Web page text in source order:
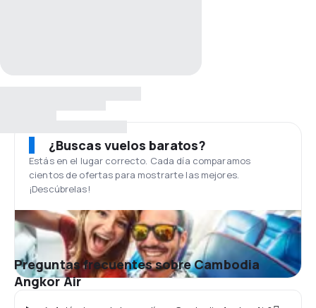
¿Buscas vuelos baratos?
Estás en el lugar correcto. Cada día comparamos
cientos de ofertas para mostrarte las mejores.
¡Descúbrelas!
Preguntas frecuentes sobre Cambodia
Angkor Air